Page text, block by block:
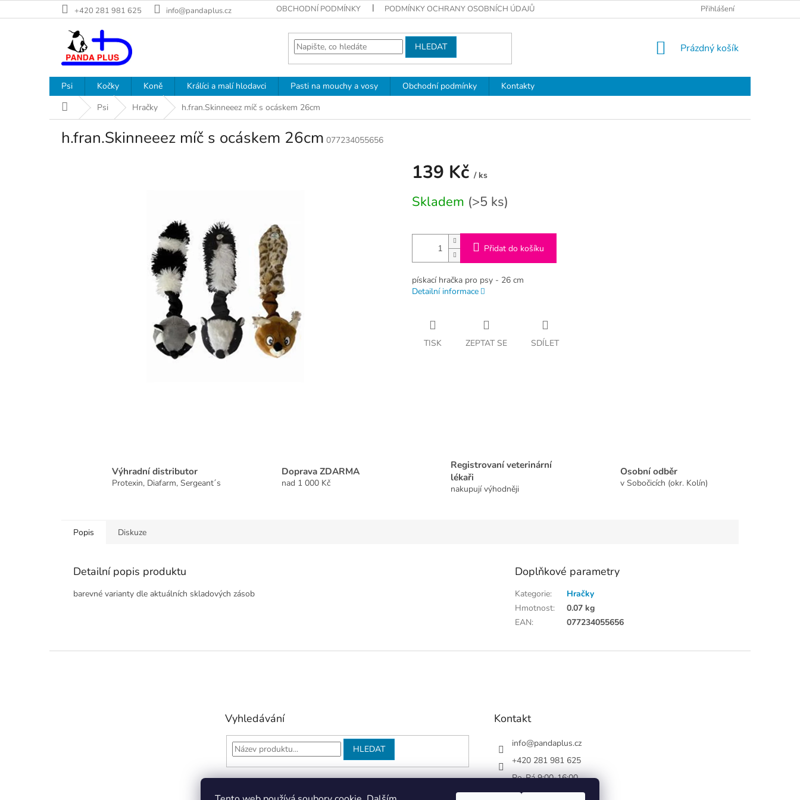
na
+420 281 981 625 info@pandaplus.cz OBCHODNÍ PODMÍNKY PODMÍNKY OCHRANY OSOBNÍCH ÚDAJŮ Přihlášení
HLEDAT
NÁKUPNÍ
Prázdný košík
Psi Kočky Koně Králíci a malí hlodavci Pasti na mouchy a vosy Obchodní podmínky
Kontakty
Domů Psi Hračky h.fran.Skinneeez míč s ocáskem 26cm
h.fran.Skinneeez míč s ocáskem 26cm 077234055656
139 Kč / ks
cena:
Skladem (>5 ks)
Přidat do košíku
pískací hračka pro psy - 26 cm
Detailní informace
TISK ZEPTAT SE SDÍLET
Výhradní distributor
Protexin, Diafarm, Sergeant´s
Doprava ZDARMA
nad 1 000 Kč
Registrovaní veterinární
lékaři
nakupují výhodněji
Osobní odběr
v Sobočicích (okr. Kolín)
Popis Diskuze
Detailní popis produktu
barevné varianty dle aktuálních skladových zásob
Doplňkové parametry
Kategorie:
Hračky
Hmotnost:
0.07 kg
EAN: 077234055656
Vyhledávání
HLEDAT
Kontakt
info@pandaplus.cz
+420 281 981 625
Po-Pá 9:00-16:00
Facebook